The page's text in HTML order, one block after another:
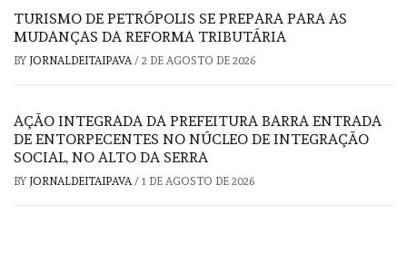
TURISMO DE PETRÓPOLIS SE PREPARA PARA AS
MUDANÇAS DA REFORMA TRIBUTÁRIA
BY JORNALDEITAIPAVA/ 2 DE AGOSTO DE 2026
AÇÃO INTEGRADA DA PREFEITURA BARRA ENTRADA
DE ENTORPECENTES NO NÚCLEO DE INTEGRAÇÃO
SOCIAL, NO ALTO DA SERRA
BY JORNALDEITAIPAVA/ 1 DE AGOSTO DE 2026